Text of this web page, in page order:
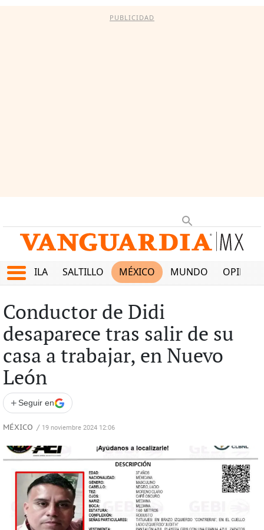
PUBLICIDAD
COAHUILA SALTILLO MÉXICO MUNDO OPINIÓN
Conductor de Didi
desaparece tras salir de su
casa a trabajar, en Nuevo
León
+ Seguir en
MÉXICO / 19 noviembre 2024 12:06